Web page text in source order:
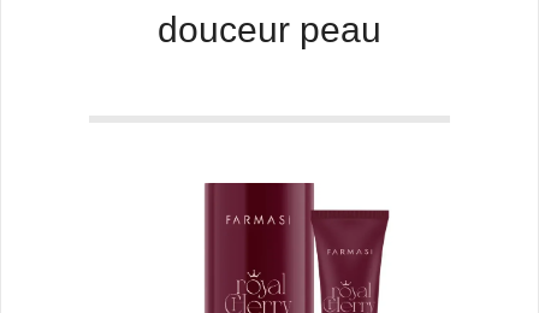
douceur peau